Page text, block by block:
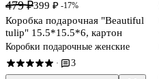
479 ₽399 ₽ -17%
Коробка подарочная "Beautiful
tulip" 15.5*15.5*6, картон
Коробки подарочные женские
· 3